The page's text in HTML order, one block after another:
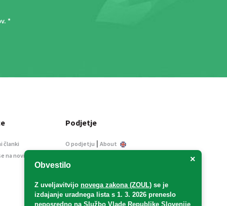
. *
×
Obvestilo
Z uveljavitvijo novega zakona (ZOUL) se je
izdajanje uradnega lista s 1. 3. 2026 preneslo
neposredno na Službo Vlade Republike Slovenije
članki
na novice
Podjetje
O podjetju | About
Informacije javnega
Oglaševanje
Splošni pogoji